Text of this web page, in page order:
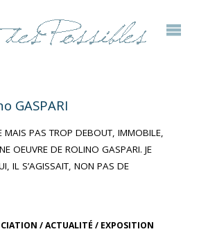
GASPARI
MAIS PAS TROP DEBOUT, IMMOBILE,
OEUVRE DE ROLINO GASPARI. JE
IL S’AGISSAIT, NON PAS DE
/ACTUALITÉ / EXPOSITION